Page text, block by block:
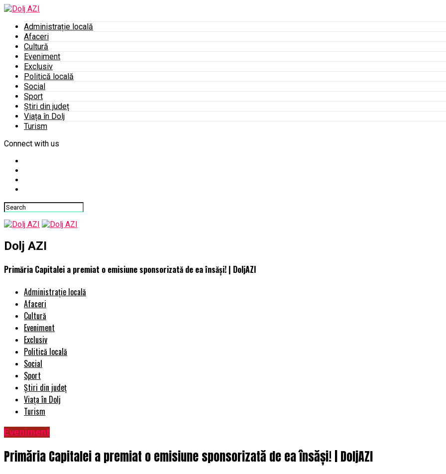
Administrație locală
Afaceri
Cultură
Eveniment
Exclusiv
Politică locală
Social
Sport
Știri din județ
Viața în Dolj
Turism
Connect with us
Dolj AZI
Primăria Capitalei a premiat o emisiune sponsorizată de ea însăși! | DoljAZI
Administrație locală
Afaceri
Cultură
Eveniment
Exclusiv
Politică locală
Social
Sport
Știri din județ
Viața în Dolj
Turism
Eveniment
Primăria Capitalei a premiat o emisiune sponsorizată de ea însăși! | DoljAZI